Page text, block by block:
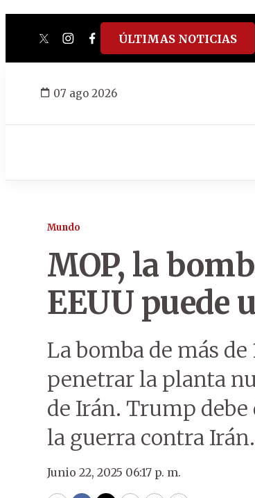
twitterinstagram
facebook
tiktokyoutube
spotify
ÚLTIMAS NOTICIAS
07 ago 2026
Mundo
MOP, la
EEUU puede
La bomba de más
penetrar la planta
de Irán. Trump
la guerra contra Irán.
Junio 22, 2025 06:17 p. m.